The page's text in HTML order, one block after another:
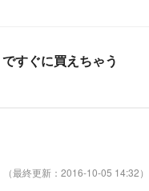
すぐに買えちゃう
（最終更新：2016-10-05 14:32）